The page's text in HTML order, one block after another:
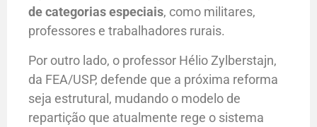
de categorias especiais, como militares,
professores e trabalhadores rurais.
Por outro lado, o professor Hélio Zylberstajn,
da FEA/USP, defende que a próxima reforma
seja estrutural, mudando o modelo de
repartição que atualmente rege o sistema